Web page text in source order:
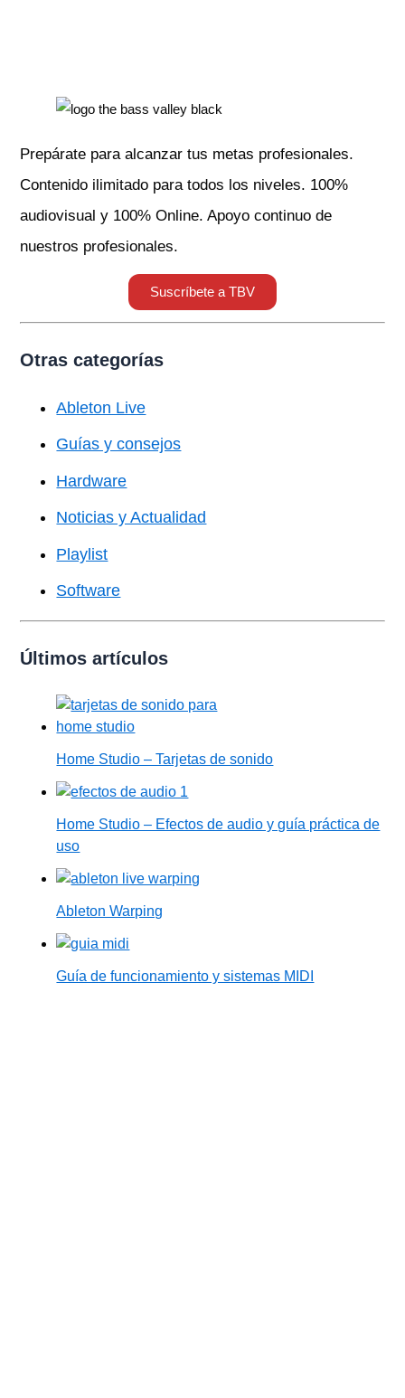
Prepárate para alcanzar tus metas profesionales.
Contenido ilimitado para todos los niveles. 100%
audiovisual y 100% Online. Apoyo continuo de
nuestros profesionales.
Suscríbete a TBV
Otras categorías
Ableton Live
Guías y consejos
Hardware
Noticias y Actualidad
Playlist
Software
Últimos artículos
Home Studio – Tarjetas de sonido
Home Studio – Efectos de audio y guía práctica de
uso
Ableton Warping
Guía de funcionamiento y sistemas MIDI